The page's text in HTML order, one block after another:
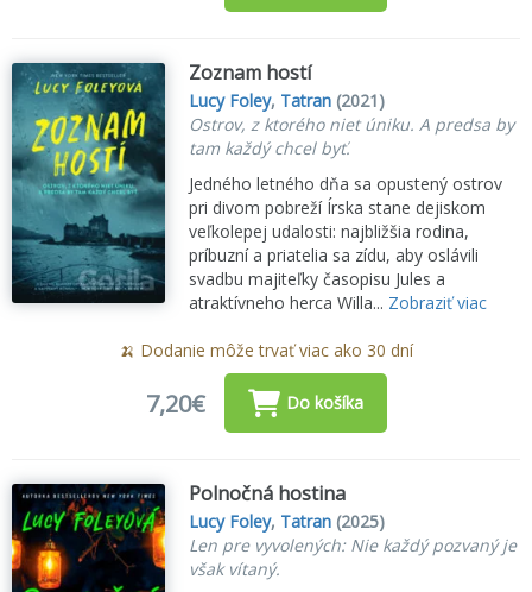
Zoznam hostí
Lucy Foley, Tatran (2021)
Ostrov, z ktorého niet úniku. A predsa by
tam každý chcel byť.
Jedného letného dňa sa opustený ostrov
pri divom pobreží Írska stane dejiskom
veľkolepej udalosti: najbližšia rodina,
príbuzní a priatelia sa zídu, aby oslávili
svadbu majiteľky časopisu Jules a
atraktívneho herca Willa... Zobraziť viac
🍌 Dodanie môže trvať viac ako 30 dní
7,20€ Do košíka
Polnočná hostina
Lucy Foley, Tatran (2025)
Len pre vyvolených: Nie každý pozvaný je
však vítaný.